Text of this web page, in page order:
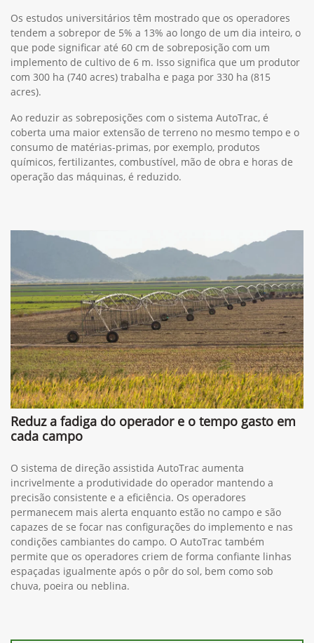
Os estudos universitários têm mostrado que os operadores
tendem a sobrepor de 5% a 13% ao longo de um dia inteiro, o
que pode significar até 60 cm de sobreposição com um
implemento de cultivo de 6 m. Isso significa que um produtor
com 300 ha (740 acres) trabalha e paga por 330 ha (815
acres).
Ao reduzir as sobreposições com o sistema AutoTrac, é
coberta uma maior extensão de terreno no mesmo tempo e o
consumo de matérias-primas, por exemplo, produtos
químicos, fertilizantes, combustível, mão de obra e horas de
operação das máquinas, é reduzido.
Reduz a fadiga do operador e o tempo gasto em
cada campo
O sistema de direção assistida AutoTrac aumenta
incrivelmente a produtividade do operador mantendo a
precisão consistente e a eficiência. Os operadores
permanecem mais alerta enquanto estão no campo e são
capazes de se focar nas configurações do implemento e nas
condições cambiantes do campo. O AutoTrac também
permite que os operadores criem de forma confiante linhas
espaçadas igualmente após o pôr do sol, bem como sob
chuva, poeira ou neblina.